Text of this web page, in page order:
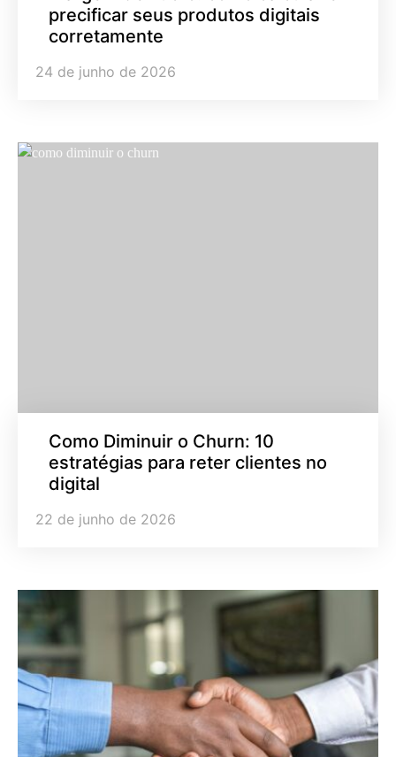
precificar seus produtos digitais
corretamente
24 de junho de 2026
Como Diminuir o Churn: 10
estratégias para reter clientes no
digital
22 de junho de 2026